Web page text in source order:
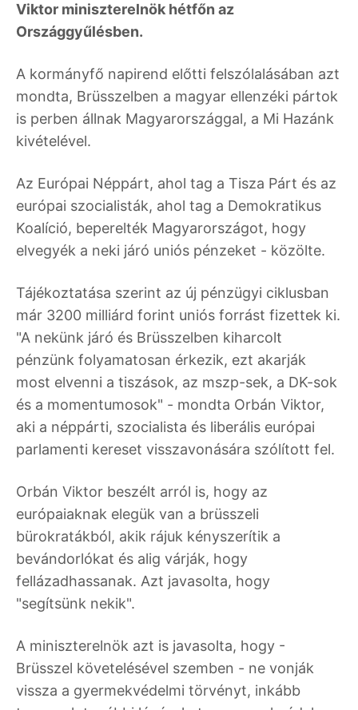
Viktor miniszterelnök hétfőn az
Országgyűlésben.
A kormányfő napirend előtti felszólalásában azt
mondta, Brüsszelben a magyar ellenzéki pártok
is perben állnak Magyarországgal, a Mi Hazánk
kivételével.
Az Európai Néppárt, ahol tag a Tisza Párt és az
európai szocialisták, ahol tag a Demokratikus
Koalíció, beperelték Magyarországot, hogy
elvegyék a neki járó uniós pénzeket - közölte.
Tájékoztatása szerint az új pénzügyi ciklusban
már 3200 milliárd forint uniós forrást fizettek ki.
"A nekünk járó és Brüsszelben kiharcolt
pénzünk folyamatosan érkezik, ezt akarják
most elvenni a tiszások, az mszp-sek, a DK-sok
és a momentumosok" - mondta Orbán Viktor,
aki a néppárti, szocialista és liberális európai
parlamenti kereset visszavonására szólított fel.
Orbán Viktor beszélt arról is, hogy az
európaiaknak elegük van a brüsszeli
bürokratákból, akik rájuk kényszerítik a
bevándorlókat és alig várják, hogy
fellázadhassanak. Azt javasolta, hogy
"segítsünk nekik".
A miniszterelnök azt is javasolta, hogy -
Brüsszel követelésével szemben - ne vonják
vissza a gyermekvédelmi törvényt, inkább